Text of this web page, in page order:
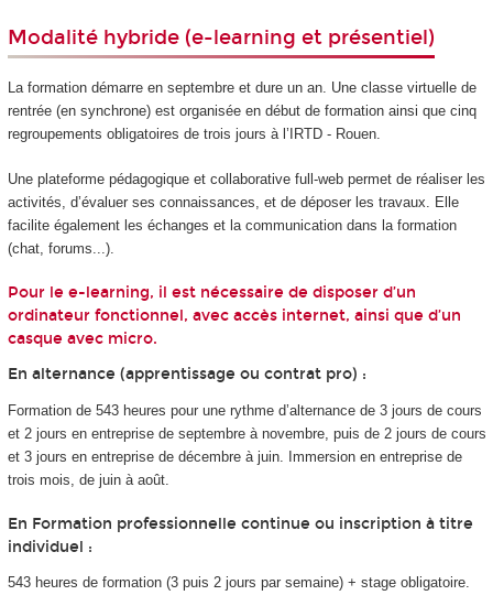
Modalité hybride (e-learning et présentiel)
La formation démarre en septembre et dure un an. Une classe virtuelle de
rentrée (en synchrone) est organisée en début de formation ainsi que cinq
regroupements obligatoires de trois jours à l’IRTD - Rouen.
Une plateforme pédagogique et collaborative full-web permet de réaliser les
activités, d’évaluer ses connaissances, et de déposer les travaux. Elle
facilite également les échanges et la communication dans la formation
(chat, forums...).
Pour le e-learning, il est nécessaire de disposer d’un
ordinateur fonctionnel, avec accès internet, ainsi que d’un
casque avec micro.
En alternance (apprentissage ou contrat pro) :
Formation de 543 heures pour une rythme d’alternancede 3 jours de cours
et 2 jours en entreprise de septembre à novembre, puis de 2 jours de cours
et 3 jours en entreprise de décembre à juin. Immersion en entreprise de
trois mois, de juin à août.
En Formation professionnelle continue ou inscription à titre
individuel :
543 heures de formation (3 puis 2 jours par semaine) + stage obligatoire.